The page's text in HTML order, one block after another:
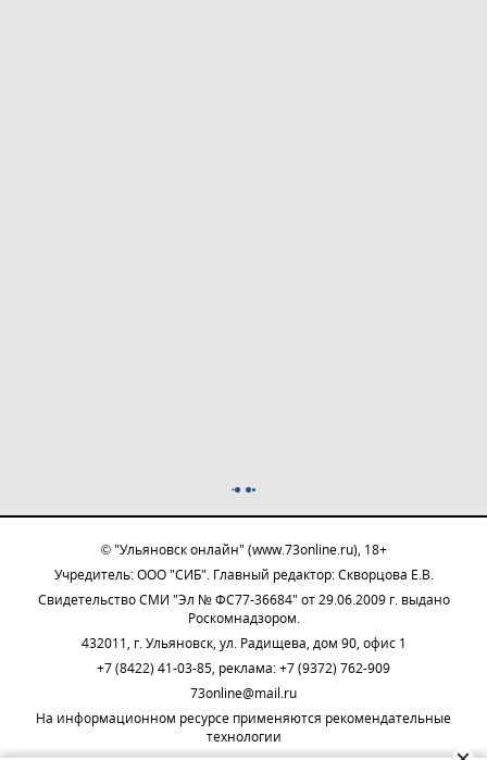
© "Ульяновск онлайн" (www.73online.ru), 18+
Учредитель: ООО "СИБ". Главный редактор: Скворцова Е.В.
Свидетельство СМИ "Эл № ФС77-36684" от 29.06.2009 г. выдано
Роскомнадзором.
432011, г. Ульяновск, ул. Радищева, дом 90, офис 1
+7 (8422) 41-03-85, реклама: +7 (9372) 762-909
73online@mail.ru
На информационном ресурсе применяются рекомендательные
технологии